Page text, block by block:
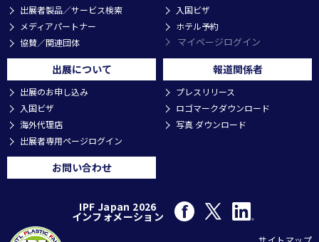
出展者製品／サービス検索
メディアパートナー
協賛／関連団体
入国ビザ
ホテル予約
マイページログイン
出展について
出展のお申し込み
入国ビザ
海外代理店
出展者専用ページログイン
報道関係者
プレスリリース
ロゴマークダウンロード
写真 ダウンロード
お問い合わせ
IPF Japan 2026
インフォメーション
サイトマップ